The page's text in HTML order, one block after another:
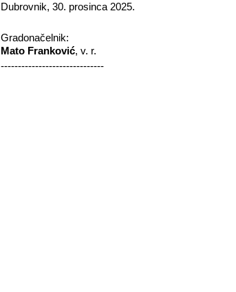
Dubrovnik, 30. prosinca 2025.
Gradonačelnik:­
Mato Franković, v. r.
------------------------------